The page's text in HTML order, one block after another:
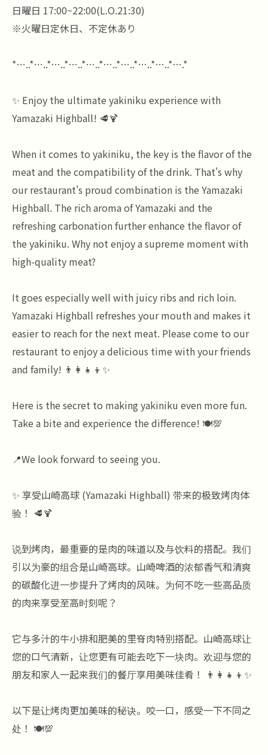
日曜日 17:00~22:00(L.O.21:30)
※火曜日定休日、不定休あり
*…..*…..*…..*…..*…..*…..*…..*…..*…..*….*
✨ Enjoy the ultimate yakiniku experience with
Yamazaki Highball! 🥩🍹
When it comes to yakiniku, the key is the flavor of the
meat and the compatibility of the drink. That's why
our restaurant's proud combination is the Yamazaki
Highball. The rich aroma of Yamazaki and the
refreshing carbonation further enhance the flavor of
the yakiniku. Why not enjoy a supreme moment with
high-quality meat?
It goes especially well with juicy ribs and rich loin.
Yamazaki Highball refreshes your mouth and makes it
easier to reach for the next meat. Please come to our
restaurant to enjoy a delicious time with your friends
and family! 👨‍👩‍👧‍👦✨
Here is the secret to making yakiniku even more fun.
Take a bite and experience the difference! 🍽️💯
📍We look forward to seeing you.
✨ 享受山崎高球 (Yamazaki Highball) 带来的极致烤肉体
验！ 🥩🍹
说到烤肉，最重要的是肉的味道以及与饮料的搭配。我们
引以为豪的组合是山崎高球。山崎啤酒的浓郁香气和清爽
的碳酸化进一步提升了烤肉的风味。为何不吃一些高品质
的肉来享受至高时刻呢？
它与多汁的牛小排和肥美的里脊肉特别搭配。山崎高球让
您的口气清新，让您更有可能去吃下一块肉。欢迎与您的
朋友和家人一起来我们的餐厅享用美味佳肴！ 👨‍👩‍👧‍👦✨
以下是让烤肉更加美味的秘诀。咬一口，感受一下不同之
处！ 🍽️💯